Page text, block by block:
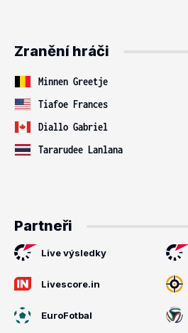
Zranění hráči
Minnen Greetje
Tiafoe Frances
Diallo Gabriel
Tararudee Lanlana
Partneři
Live výsledky
Livescore.in
EuroFotbal